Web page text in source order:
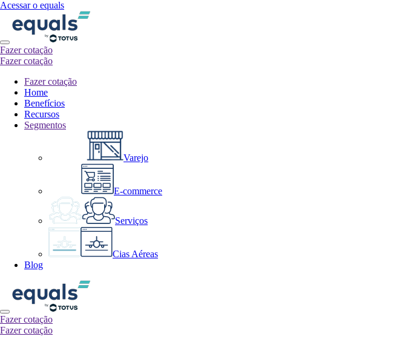
Acessar o equals
Fazer cotação
Fazer cotação
Fazer cotação
Home
Benefícios
Recursos
Segmentos
Varejo
E-commerce
Serviços
Cias Aéreas
Blog
Fazer cotação
Fazer cotação